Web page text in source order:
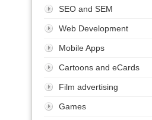
SEO and SEM
Web Development
Mobile Apps
Cartoons and eCards
Film advertising
Games